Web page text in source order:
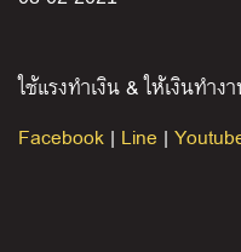
ใช้แรงทำเงิน & ให้เงินทำ
Facebook | Line |